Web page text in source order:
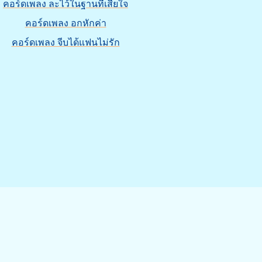
คอร์ดเพลง ละไว้ในฐานที่เสียใจ
คอร์ดเพลง อกหักค่า
คอร์ดเพลง จีบได้แฟนไม่รัก